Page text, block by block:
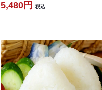
5,480円 税込